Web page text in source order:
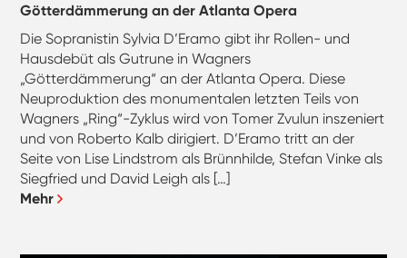
Götterdämmerung an der Atlanta Opera
Die Sopranistin Sylvia D’Eramo gibt ihr Rollen- und
Hausdebüt als Gutrune in Wagners
„Götterdämmerung“ an der Atlanta Opera. Diese
Neuproduktion des monumentalen letzten Teils von
Wagners „Ring“-Zyklus wird von Tomer Zvulun inszeniert
und von Roberto Kalb dirigiert. D’Eramo tritt an der
Seite von Lise Lindstrom als Brünnhilde, Stefan Vinke als
Siegfried und David Leigh als […]
Mehr